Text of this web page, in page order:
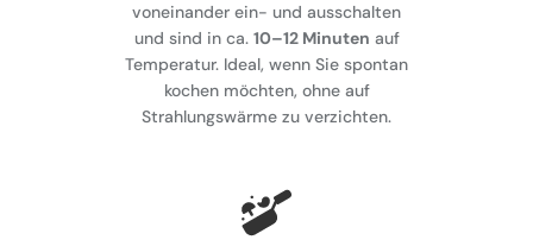
voneinander ein- und ausschalten
und sind in ca. 10–12 Minuten auf
Temperatur. Ideal, wenn Sie spontan
kochen möchten, ohne auf
Strahlungswärme zu verzichten.